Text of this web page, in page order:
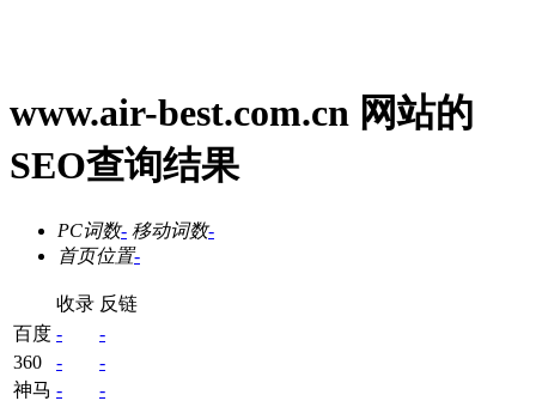
www.air-best.com.cn 网站的
SEO查询结果
PC词数- 移动词数-
首页位置-
收录 反链
百度 -
-
360
-
-
神马 -
-